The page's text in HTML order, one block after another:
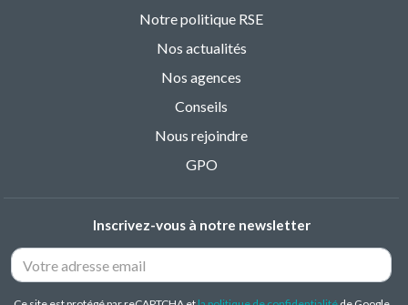
Notre politique RSE
Nos actualités
Nos agences
Conseils
Nous rejoindre
GPO
Inscrivez-vous à notre newsletter